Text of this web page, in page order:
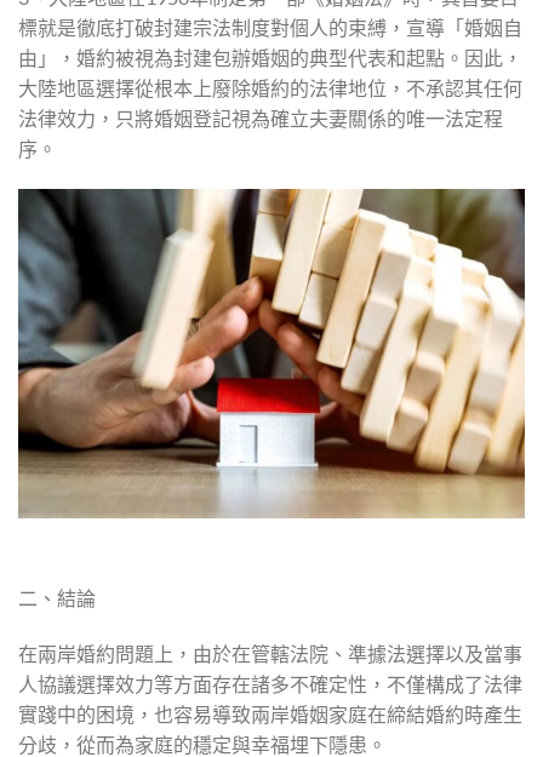
標就是徹底打破封建宗法制度對個人的束縛，宣導「婚姻自
由」，婚約被視為封建包辦婚姻的典型代表和起點。因此，
大陸地區選擇從根本上廢除婚約的法律地位，不承認其任何
法律效力，只將婚姻登記視為確立夫妻關係的唯一法定程
序。
二、結論
在兩岸婚約問題上，由於在管轄法院、準據法選擇以及當事
人協議選擇效力等方面存在諸多不確定性，不僅構成了法律
實踐中的困境，也容易導致兩岸婚姻家庭在締結婚約時產生
分歧，從而為家庭的穩定與幸福埋下隱患。